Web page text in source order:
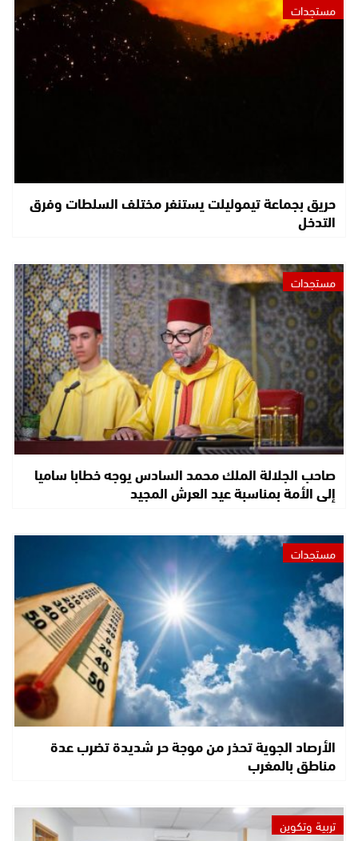
مستجدات
حريق بجماعة تيموليلت يستنفر مختلف السلطات وفرق
التدخل
مستجدات
صاحب الجلالة الملك محمد السادس يوجه خطابا ساميا
إلى الأمة بمناسبة عيد العرش المجيد
مستجدات
الأرصاد الجوية تحذر من موجة حر شديدة تضرب عدة
مناطق بالمغرب
تربية وتكوين